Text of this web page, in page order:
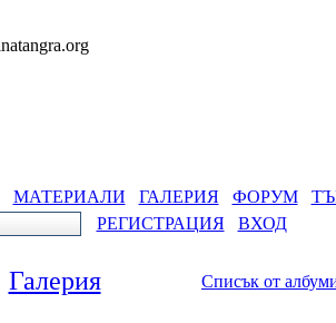
МАТЕРИАЛИ ГАЛЕРИЯ ФОРУМ
РЕГИСТРАЦИЯ
ВХОД
Галерия Списък от